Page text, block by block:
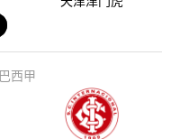
巴西甲